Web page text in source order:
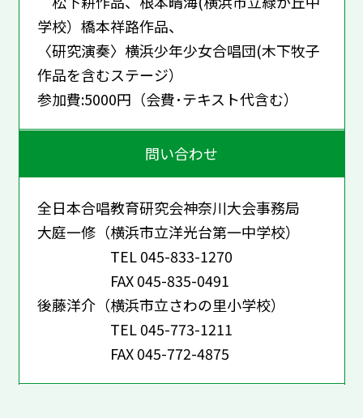
学校）橋本祥路作品、
〈研究演奏〉横浜少年少女合唱団(木下牧子
作品を含むステージ）
参加費:5000円（会費･テキスト代含む）
問い合わせ
全日本合唱教育研究会神奈川大会事務局
大庭一修（横浜市立洋光台第一中学校）
TEL 045-833-1270
FAX 045-835-0491
後藤洋介（横浜市立さわの里小学校）
TEL 045-773-1211
FAX 045-772-4875